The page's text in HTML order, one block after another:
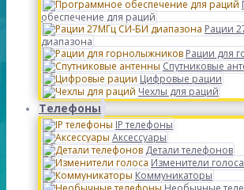
обеспечение для раций
Рации
диапазона
Рации для
Спутниковые
Цифровые рации
Чехлы для раций
Телефоны
IP телефоны
Аксессуары
Детали телефонов
Изменители голоса
Коммуникаторы